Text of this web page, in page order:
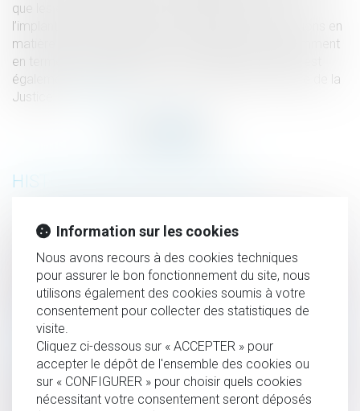
que les évolutions doivent être globales. Réformer
l’implantation des tribunaux ne suffit pas. Des évolutions en
matière de procédure devront être adoptées. Notamment
en termes de simplification. La question des peines est
également centrale », déclare au quotidien la ministre de la
Justice...
HISTORIQUE
QPC : huis clos à la demande de la victime partie civile - La
Gazette du Palais
Travail de nuit : quelles protections ? | Dossier Familial
Mineur mis en examen : mesures de restriction de liberté |
service-public.fr
La garde des Sceaux souhaite engager une réforme de la
procédure pénale
Gestation pour autrui à l'étranger : la transcription partielle
de l'acte de naissance de l'enfant est autorisée
Information sur les cookies
Nous avons recours à des cookies techniques
pour assurer le bon fonctionnement du site, nous
utilisons également des cookies soumis à votre
consentement pour collecter des statistiques de
visite.
Cliquez ci-dessous sur « ACCEPTER » pour
accepter le dépôt de l'ensemble des cookies ou
sur « CONFIGURER » pour choisir quels cookies
nécessitant votre consentement seront déposés